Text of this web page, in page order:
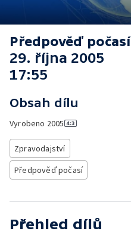
Předpověď počasí
29. října 2005
17:55
Obsah dílu
Vyrobeno 2005
Zpravodajství
Předpověď počasí
Přehled dílů